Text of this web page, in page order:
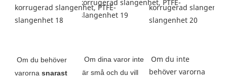
Om du behöver
varorna snarast
Om dina varor inte
är små och du vill
behöver varorna